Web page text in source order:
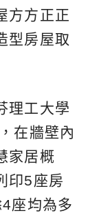
方方正正
型房屋取
理工大學
在牆壁內
家居概
印5座房
座均為多